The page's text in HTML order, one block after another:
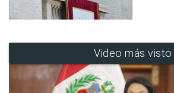
Video más visto